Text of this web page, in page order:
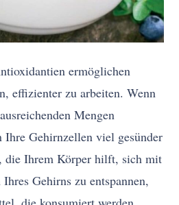
ermöglichen
effizienter zu arbeiten. Wenn
Mengen
Ihre Gehirnzellen viel gesünder
die Ihrem Körper hilft, sich mit
Gehirns zu entspannen,